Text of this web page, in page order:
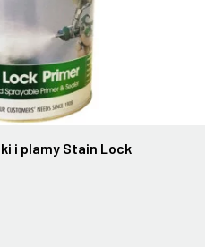
i plamy Stain Lock